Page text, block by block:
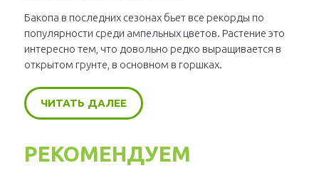
Бакопа в последних сезонах бьет все рекорды по
популярности среди ампельных цветов. Растение это
интересно тем, что довольно редко выращивается в
открытом грунте, в основном в горшках.
ЧИТАТЬ ДАЛЕЕ
РЕКОМЕНДУЕМ